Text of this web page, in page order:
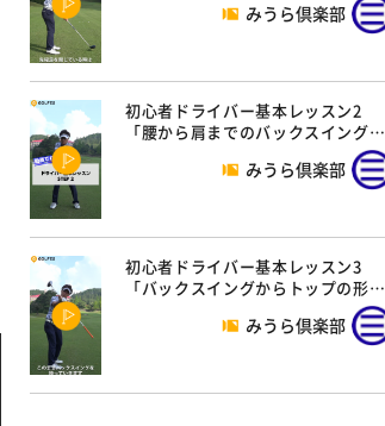
みうら倶楽部
初心者ドライバー基本レッスン2
「腰から肩までのバックスイング…
みうら倶楽部
初心者ドライバー基本レッスン3
「バックスイングからトップの形…
みうら倶楽部